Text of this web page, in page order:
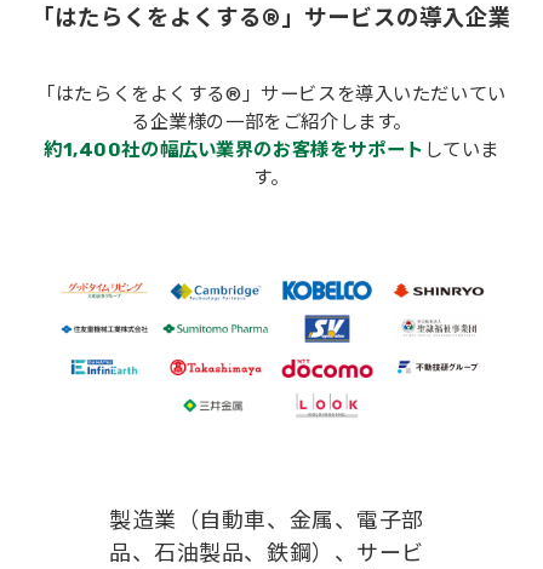
「はたらくをよくする®」サービスの導入企業
「はたらくをよくする®」サービスを導入いただいてい
る企業様の一部をご紹介します。
約1,400社の幅広い業界のお客様をサポート していま
す。
製造業（自動車、金属、電子部
品、石油製品、鉄鋼）、サービ